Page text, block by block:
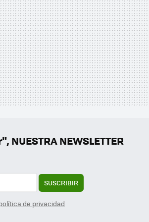
NEWSLETTER
SUSCRIBIR
de privacidad